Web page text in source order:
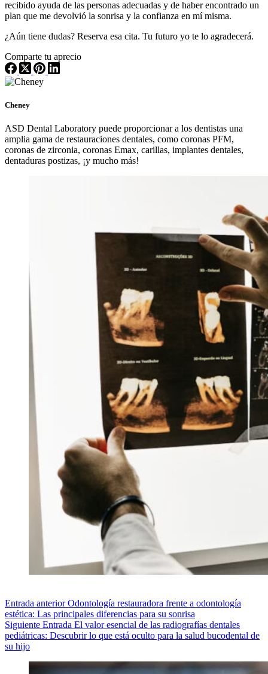
recibido ayuda de las personas adecuadas y de haber encontrado un
plan que me devolvió la sonrisa y la confianza en mí misma.
¿Aún tiene dudas? Reserva esa cita. Tu futuro yo te lo agradecerá.
Comparte tu aprecio
Cheney
ASD Dental Laboratory puede proporcionar a los dentistas una
amplia gama de restauraciones dentales, como coronas PFM,
coronas de zirconia, coronas Emax, carillas, implantes dentales,
dentaduras postizas, ¡y mucho más!
Entrada anteriorOdontología restauradora frente a odontología
estética: Las principales diferencias para su sonrisa
Siguiente Entrada El valor esencial de las radiografías dentales
pediátricas: Descubrir lo que está oculto para la salud bucodental de
su hijo